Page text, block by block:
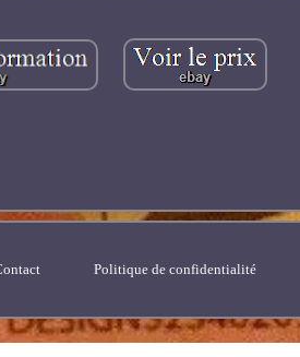
Politique de confidentialité